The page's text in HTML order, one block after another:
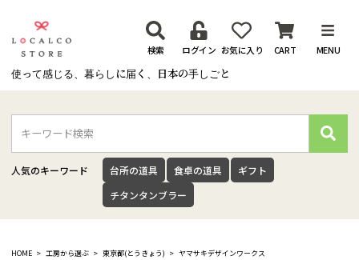
使って感じる、暮らしに届く、日本の手しごと
検索 ログイン お気に入り CART MENU
検
索
人気のキーワード 台所の道具 食卓の道具
ギフト
チタンタンブラー
HOME 工房から選ぶ 東京都(とうきょう) ヤマサキデザインワークス